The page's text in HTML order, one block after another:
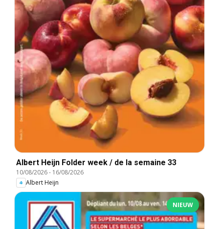
Albert Heijn Folder week / de la semaine 33
10/08/2026- 16/08/2026
Albert Heijn
NIEUW